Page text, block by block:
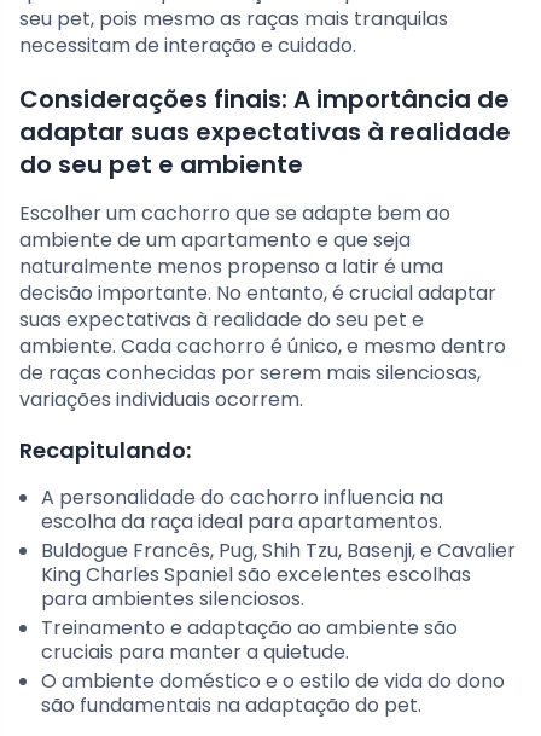
seu pet, pois mesmo as raças mais tranquilas
necessitam de interação e cuidado.
Considerações finais: A importância de
adaptar suas expectativas à realidade
do seu pet e ambiente
Escolher um cachorro que se adapte bem ao
ambiente de um apartamento e que seja
naturalmente menos propenso a latir é uma
decisão importante. No entanto, é crucial adaptar
suas expectativas à realidade do seu pet e
ambiente. Cada cachorro é único, e mesmo dentro
de raças conhecidas por serem mais silenciosas,
variações individuais ocorrem.
Recapitulando:
A personalidade do cachorro influencia na
escolha da raça ideal para apartamentos.
Buldogue Francês, Pug, Shih Tzu, Basenji, e Cavalier
King Charles Spaniel são excelentes escolhas
para ambientes silenciosos.
Treinamento e adaptação ao ambiente são
cruciais para manter a quietude.
O ambiente doméstico e o estilo de vida do dono
são fundamentais na adaptação do pet.